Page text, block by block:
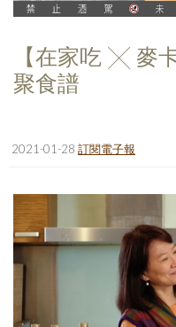
生活風
書房集
日記簿
享樂隨手拍
照相簿
影音區
創意出版服務
歷史區
【在家吃 ╳ 麥
聚食譜
2021-01-28 訂閱電子報